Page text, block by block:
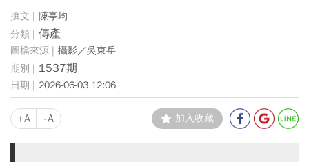
陳亭均
傳產
攝影／吳東岳
1537期
2026-06-03 12:06
+A -A 加入收藏